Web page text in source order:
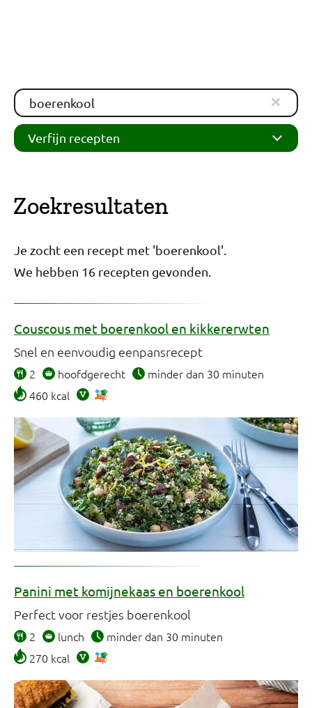
Verfijn recepten
Zoekresultaten
Je zocht een recept met 'boerenkool'.
We hebben 16 recepten gevonden.
Couscous met boerenkool en kikkererwten
Snel en eenvoudig eenpansrecept
2 hoofdgerecht
minder dan 30 minuten
460 kcal
Panini met komijnekaas en boerenkool
Perfect voor restjes boerenkool
2 lunch
minder dan 30 minuten
270 kcal